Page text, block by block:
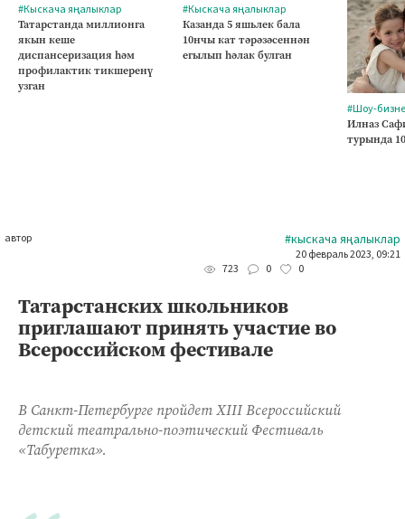
#Кыскача яңалыклар
Татарстанда миллионга
якын кеше
диспансеризация һәм
профилактик тикшеренү
узган
#Кыскача яңалыклар
Казанда 5 яшьлек бала
10нчы кат тәрәзәсеннән
егылып һәлак булган
#Шоу-
Илназ
турында
автор #кыскача яңалыклар
20 февраль 2023, 09:21
723
0 0
Татарстанских школьников
приглашают принять участие во
Всероссийском фестивале
В Санкт-Петербурге пройдет XIII Всероссийский
детский театрально-поэтический Фестиваль
«Табуретка».